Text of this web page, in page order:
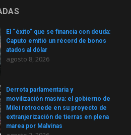
El “éxito” que se financia con deuda:
Caputo emitió un récord de bonos
atados al dólar
agosto 8, 2026
Derrota parlamentaria y
movilización masiva: el gobierno de
Milei retrocede en su proyecto de
extranjerización de tierras en plena
marea por Malvinas